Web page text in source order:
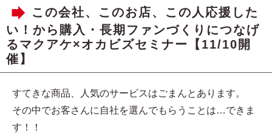
この会社、このお店、この人応援した
い！から購入・長期ファンづくりにつなげ
るマクアケ×オカビズセミナー【11/10開
催】
すてきな商品、人気のサービスはごまんとあります。
その中でお客さんに自社を選んでもらうことは…できま
す！！